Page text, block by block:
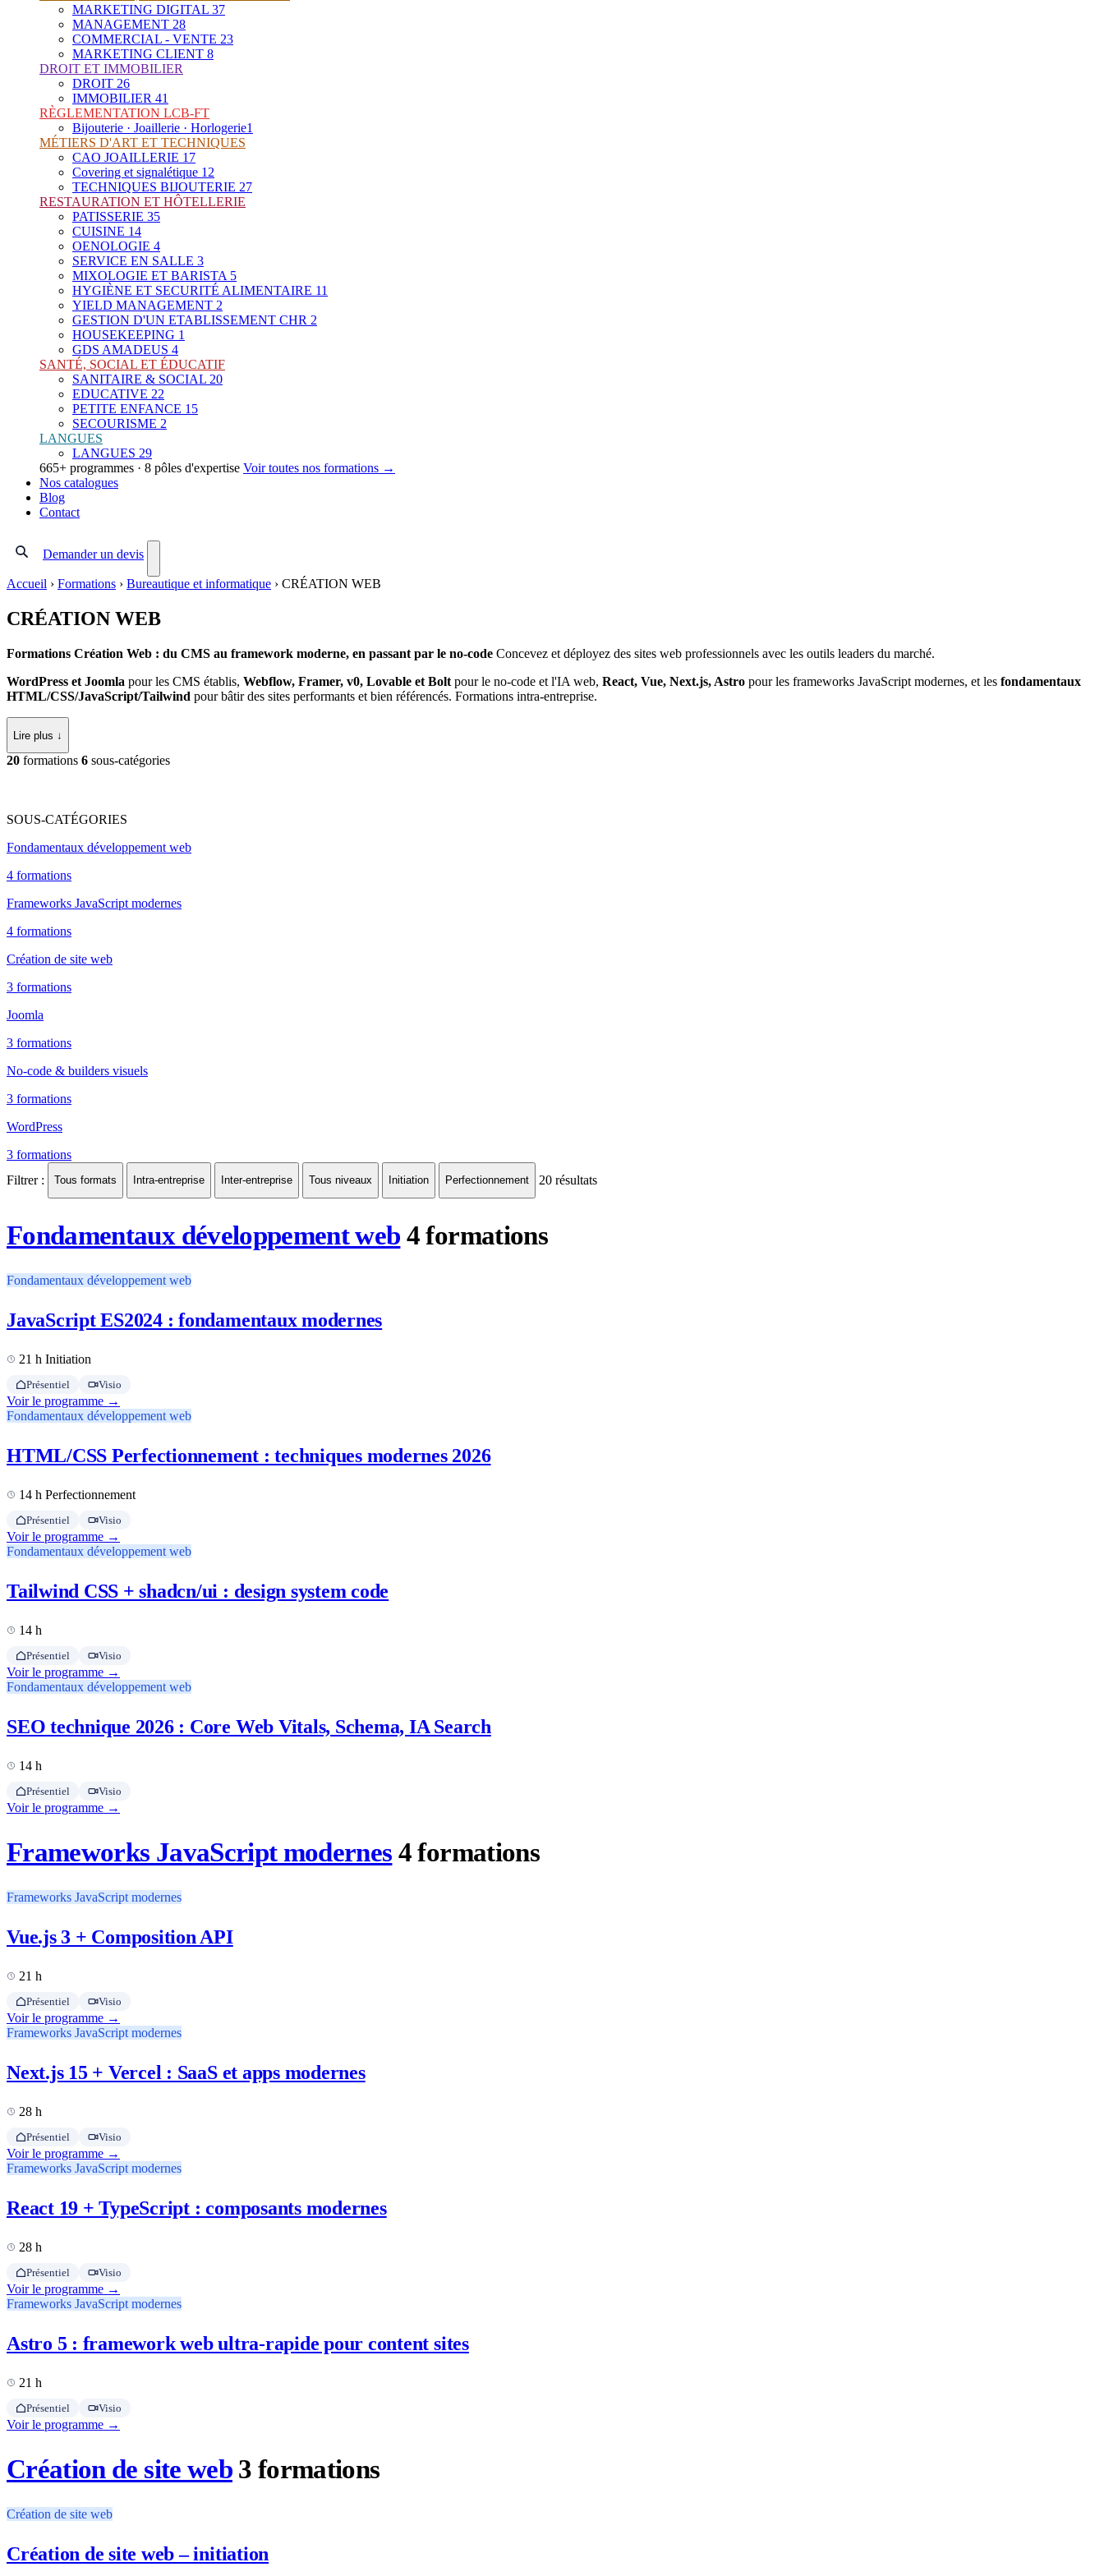
MARKETING DIGITAL 37
MANAGEMENT 28
COMMERCIAL - VENTE 23
MARKETING CLIENT 8
DROIT ET IMMOBILIER
DROIT 26
IMMOBILIER 41
RÈGLEMENTATION LCB-FT
Bijouterie · Joaillerie · Horlogerie1
MÉTIERS D'ART ET TECHNIQUES
CAO JOAILLERIE 17
Covering et signalétique 12
TECHNIQUES BIJOUTERIE 27
RESTAURATION ET HÔTELLERIE
PATISSERIE 35
CUISINE 14
OENOLOGIE 4
SERVICE EN SALLE 3
MIXOLOGIE ET BARISTA 5
HYGIÈNE ET SECURITÉ ALIMENTAIRE 11
YIELD MANAGEMENT 2
GESTION D'UN ETABLISSEMENT CHR 2
HOUSEKEEPING 1
GDS AMADEUS 4
SANTÉ, SOCIAL ET ÉDUCATIF
SANITAIRE & SOCIAL 20
EDUCATIVE 22
PETITE ENFANCE 15
SECOURISME 2
LANGUES
LANGUES 29
665+ programmes · 8 pôles d'expertise Voir toutes nos formations →
Nos catalogues
Blog
Contact
Demander un devis
Accueil › Formations › Bureautique et informatique › CRÉATION WEB
CRÉATION WEB
Formations Création Web : du CMS au framework moderne, en passant par le no-code Concevez et déployez des sites web professionnels avec les outils leaders du marché.
WordPress et Joomla pour les CMS établis, Webflow, Framer, v0, Lovable et Bolt pour le no-code et l'IA web, React, Vue, Next.js, Astro pour les frameworks JavaScript modernes, et les fondamentaux
HTML/CSS/JavaScript/Tailwind pour bâtir des sites performants et bien référencés. Formations intra-entreprise.
Lire plus ↓
20 formations 6 sous-catégories
SOUS-CATÉGORIES
Fondamentaux développement web
4 formations
Frameworks JavaScript modernes
4 formations
Création de site web
3 formations
Joomla
3 formations
No-code & builders visuels
3 formations
WordPress
3 formations
Filtrer :
Tous formats Intra-entreprise Inter-entreprise Tous niveaux Initiation Perfectionnement 20 résultats
Fondamentaux développement web 4 formations
Fondamentaux développement web
JavaScript ES2024 : fondamentaux modernes
21 h Initiation
Présentiel Visio
Voir le programme →
Fondamentaux développement web
HTML/CSS Perfectionnement : techniques modernes 2026
14 h Perfectionnement
Présentiel Visio
Voir le programme →
Fondamentaux développement web
Tailwind CSS + shadcn/ui : design system code
14 h
Présentiel Visio
Voir le programme →
Fondamentaux développement web
SEO technique 2026 : Core Web Vitals, Schema, IA Search
14 h
Présentiel Visio
Voir le programme →
Frameworks JavaScript modernes 4 formations
Frameworks JavaScript modernes
Vue.js 3 + Composition API
21 h
Présentiel Visio
Voir le programme →
Frameworks JavaScript modernes
Next.js 15 + Vercel : SaaS et apps modernes
28 h
Présentiel Visio
Voir le programme →
Frameworks JavaScript modernes
React 19 + TypeScript : composants modernes
28 h
Présentiel Visio
Voir le programme →
Frameworks JavaScript modernes
Astro 5 : framework web ultra-rapide pour content sites
21 h
Présentiel Visio
Voir le programme →
Création de site web 3 formations
Création de site web
Création de site web – initiation